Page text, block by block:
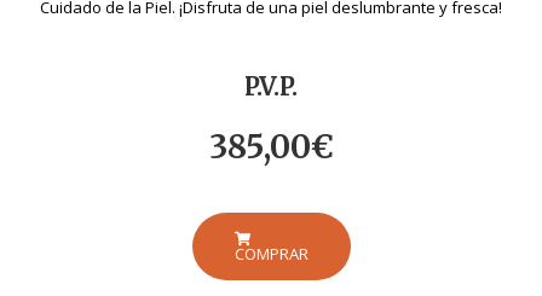
Cuidado de la Piel. ¡Disfruta de una piel deslumbrante y fresca!
P.V.P.
385,00€
COMPRAR